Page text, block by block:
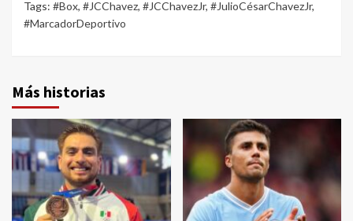
Tags: #Box, #JCChavez, #JCChavezJr, #JulioCésarChavezJr,
#MarcadorDeportivo
Más historias